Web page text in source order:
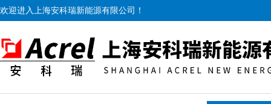
欢迎进入上海安科瑞新能源有限公司！